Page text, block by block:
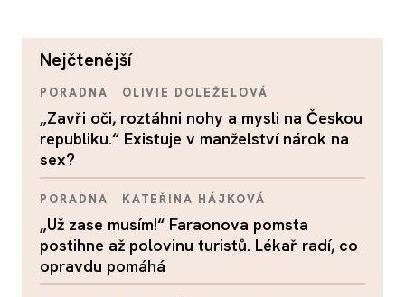
nejčtenější
PORADNA OLIVIE DOLEŽELOVÁ
„Zavři oči, roztáhni nohy a mysli na Českou
republiku.“ Existuje v manželství nárok na
sex?
PORADNA KATEŘINA HÁJKOVÁ
„Už zase musím!“ Faraonova pomsta
postihne až polovinu turistů. Lékař radí, co
opravdu pomáhá